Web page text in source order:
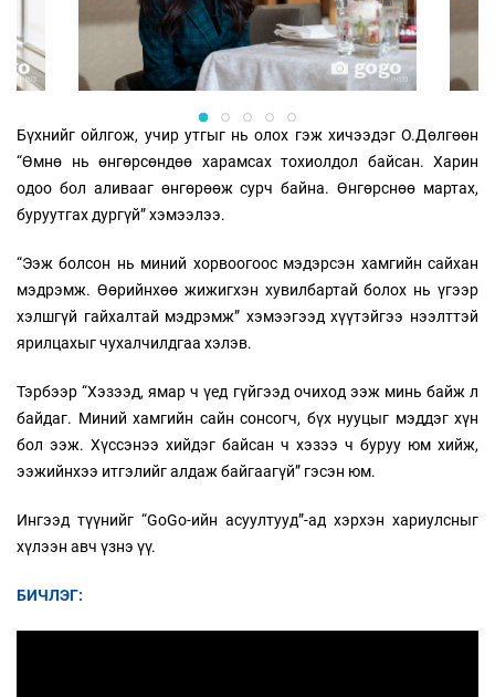
Бүхнийг ойлгож, учир утгыг нь олох гэж хичээдэг О.Дөлгөөн
“Өмнө нь өнгөрсөндөө харамсах тохиолдол байсан. Харин
одоо бол аливааг өнгөрөөж сурч байна. Өнгөрснөө мартах,
буруутгах дургүй” хэмээлээ.
“Ээж болсон нь миний хорвоогоос мэдэрсэн хамгийн сайхан
мэдрэмж. Өөрийнхөө жижигхэн хувилбартай болох нь үгээр
хэлшгүй гайхалтай мэдрэмж” хэмээгээд хүүтэйгээ нээлттэй
ярилцахыг чухалчилдгаа хэлэв.
Тэрбээр “Хэзээд, ямар ч үед гүйгээд очиход ээж минь байж л
байдаг. Миний хамгийн сайн сонсогч, бүх нууцыг мэддэг хүн
бол ээж. Хүссэнээ хийдэг байсан ч хэзээ ч буруу юм хийж,
ээжийнхээ итгэлийг алдаж байгаагүй” гэсэн юм.
Ингээд түүнийг “GoGo-ийн асуултууд”-ад хэрхэн хариулсныг
хүлээн авч үзнэ үү.
БИЧЛЭГ: